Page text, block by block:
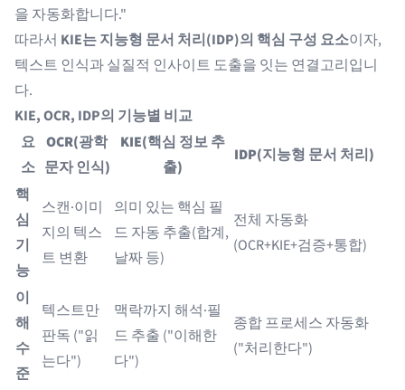
을 자동화합니다."
따라서 KIE는 지능형 문서 처리(IDP)의 핵심 구성 요소이자,
텍스트 인식과 실질적 인사이트 도출을 잇는 연결고리입니
다.
KIE, OCR, IDP의 기능별 비교
요
소
OCR(광학
문자 인식)
KIE(핵심 정보 추
출)
IDP(지능형 문서 처리)
핵
심
기
능
스캔·이미
지의 텍스
트 변환
의미 있는 핵심 필
드 자동 추출(합계,
날짜 등)
전체 자동화
(OCR+KIE+검증+통합)
이
해
수
준
텍스트만
판독 ("읽
는다")
맥락까지 해석·필
드 추출 ("이해한
다")
종합 프로세스 자동화
("처리한다")